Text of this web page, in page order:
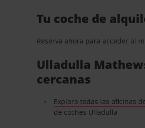
Tu coche de
Reserva ahora para acceder al
Ulladulla
cercanas
Explora todas las oficinas
de coches Ulladulla